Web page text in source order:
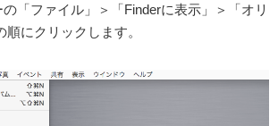
「ファイル」＞「Finderに表示」＞「オリ
にクリックします。